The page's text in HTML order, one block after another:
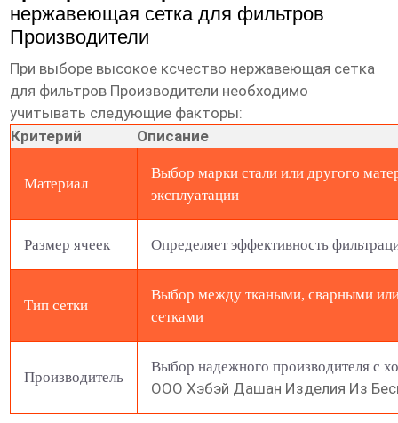
нержавеющая сетка для фильтров
Производители
При выборе высокое ксчество нержавеющая сетка
для фильтров Производители необходимо
учитывать следующие факторы:
Критерий
Описание
Материал
Выбор марки стали или другого
эксплуатации
Размер ячеек Определяет эффективность
Тип сетки
Выбор между ткаными, сварными
сетками
Производитель
Выбор надежного производителя с
ООО Хэбэй Дашан Изделия Из